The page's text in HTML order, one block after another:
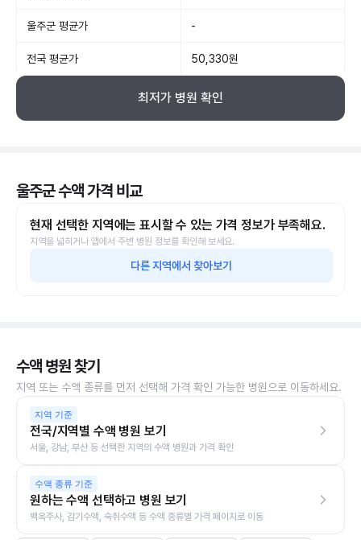
울주군 평균가 -
전국 평균가 50,330원
최저가 병원 확인
울주군 수액 가격 비교
현재 선택한 지역에는 표시할 수 있는 가격 정보가 부족해요.
지역을 넓히거나 앱에서 주변 병원 정보를 확인해 보세요.
다른 지역에서 찾아보기
수액 병원 찾기
지역 또는 수액 종류를 먼저 선택해 가격 확인 가능한 병원으로 이동하세요.
지역 기준
전국/지역별 수액 병원 보기
서울, 강남, 부산 등 선택한 지역의 수액 병원과 가격 확인
수액 종류 기준
원하는 수액 선택하고 병원 보기
백옥주사, 감기수액, 숙취수액 등 수액 종류별 가격 페이지로 이동